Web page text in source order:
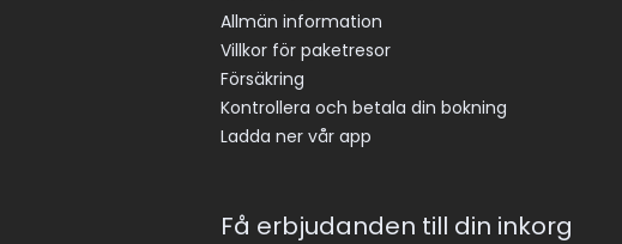
Allmän information
Villkor för paketresor
Försäkring
Kontrollera och betala din bokning
Ladda ner vår app
Få erbjudanden till din inkorg